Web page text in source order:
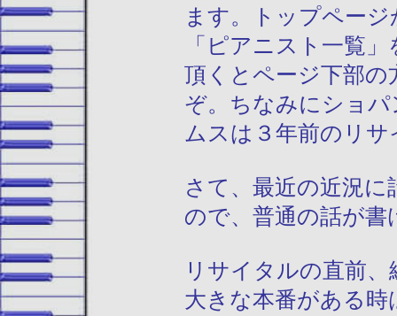
ます。トップペー
「ピアニスト一覧
頂くとページ下部
ぞ。ちなみにショ
ムスは３年前のリ
さて、最近の近況
ので、普通の話が
リサイタルの直前
大きな本番がある